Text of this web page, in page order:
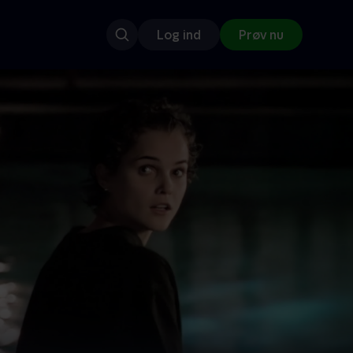
Log ind Prøv nu